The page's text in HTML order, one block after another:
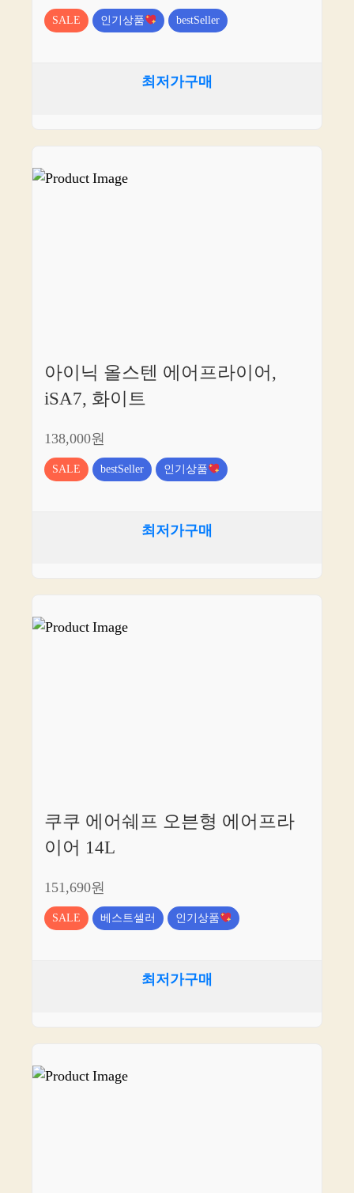
SALE 인기상품 bestSeller
최저가구매
아이닉 올스텐 에어프라이어,
iSA7, 화이트
138,000원
SALE bestSeller 인기상품
최저가구매
쿠쿠 에어쉐프 오븐형 에어프라
이어 14L
151,690원
SALE 베스트셀러 인기상품
최저가구매